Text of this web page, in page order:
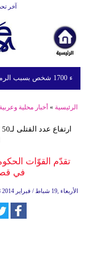
آخر تحديث
الرئيسية » أخبار محلية
تقدّم القوّات
في
16:08 2014 الأربعاء ,19 شباط / فبراير